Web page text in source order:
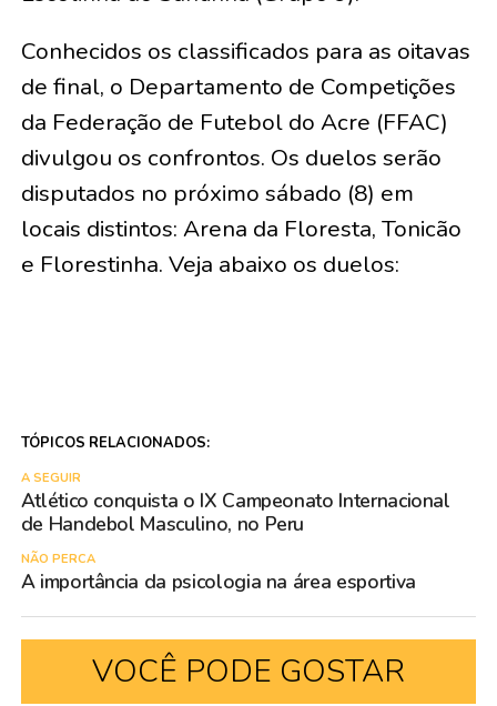
Conhecidos os classificados para as oitavas
de final, o Departamento de Competições
da Federação de Futebol do Acre (FFAC)
divulgou os confrontos. Os duelos serão
disputados no próximo sábado (8) em
locais distintos: Arena da Floresta, Tonicão
e Florestinha. Veja abaixo os duelos:
TÓPICOS RELACIONADOS:
A SEGUIR
Atlético conquista o IX Campeonato Internacional
de Handebol Masculino, no Peru
NÃO PERCA
A importância da psicologia na área esportiva
VOCÊ PODE GOSTAR